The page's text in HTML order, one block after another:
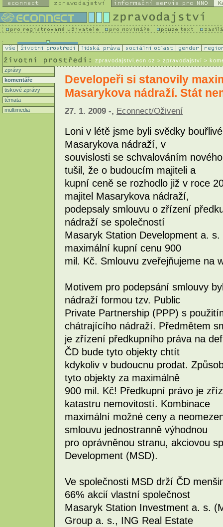
zpravodajstvi.ecn.cz > zpravodajství >
zprávy
komentáře
tiskové zprávy
témata
multimedia
Developeři si stanovily
Masarykova nádraží. Stát
27. 1. 2009 -, Econnect/Oživení
Loni v létě jsme byli svědky
Masarykova nádraží, v
souvislosti se schvalováním
tušil, že o budoucím majiteli a
kupní ceně se rozhodlo již v roce
majitel Masarykova nádraží,
podepsaly smlouvu o zřízení
nádraží se společností
Masaryk Station Development a.
maximální kupní cenu 900
mil. Kč. Smlouvu zveřejňujeme na
Motivem pro podepsání smlouvy
nádraží formou tzv. Public
Private Partnership (PPP) s
chátrajícího nádraží. Předmětem
je zřízení předkupního práva na
ČD bude tyto objekty chtít
kdykoliv v budoucnu prodat.
tyto objekty za maximálně
900 mil. Kč! Předkupní právo je
katastru nemovitostí. Kombinace
maximální možné ceny a
smlouvu jednostranně výhodnou
pro oprávněnou stranu, akciovou
Development (MSD).
Ve společnosti MSD drží ČD
66% akcií vlastní společnost
Masaryk Station Investment a. s.
Group a. s., ING Real Estate